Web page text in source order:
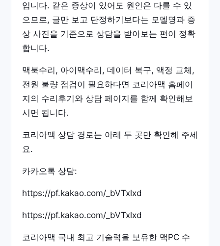
입니다. 같은 증상이 있어도 원인은 다를 수 있
으므로, 글만 보고 단정하기보다는 모델명과 증
상 사진을 기준으로 상담을 받아보는 편이 정확
합니다.
맥북수리, 아이맥수리, 데이터 복구, 액정 교체,
전원 불량 점검이 필요하다면 코리아맥 홈페이
지의 수리후기와 상담 페이지를 함께 확인해보
시면 됩니다.
코리아맥 상담 경로는 아래 두 곳만 확인해 주세
요.
카카오톡 상담:
https://pf.kakao.com/_bVTxlxd
https://pf.kakao.com/_bVTxlxd
코리아맥 국내 최고 기술력을 보유한 맥PC 수